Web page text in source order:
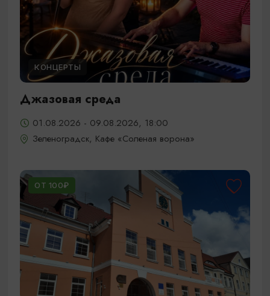
КОНЦЕРТЫ
Джазовая среда
01.08.2026 - 09.08.2026, 18:00
Зеленоградск, Кафе «Соленая ворона»
ОТ 100₽